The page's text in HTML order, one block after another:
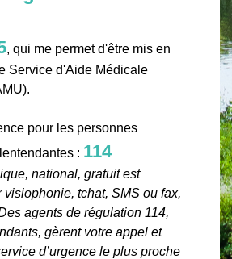
, qui me permet d'être mis en
Service d'Aide Médicale
pour les personnes
: 114
national, gratuit est
tchat, SMS ou fax,
agents de régulation 114,
gèrent votre appel et
d’urgence le plus proche